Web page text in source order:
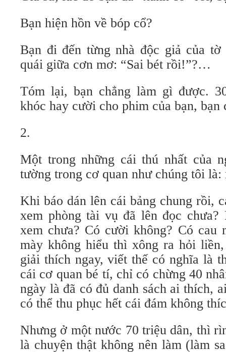
Bạn hiện hồn về bóp cổ?
Bạn đi đến từng nhà độc giả của
quái giữa cơn mơ: “Sai bét rồi!”?…
Tóm lại, bạn chẳng làm gì được.
khóc hay cười cho phim của bạn, bạn
2.
Một trong những cái thú nhất của
tường trong cơ quan như chúng tôi là:
Khi báo dán lên cái bảng chung rồi,
xem phòng tài vụ đã lên đọc chưa?
xem chưa? Có cười không? Có
mày không hiểu thì xông ra hỏi
giải thích ngay, viết thế có nghĩa là
cái cơ quan bé tí, chỉ có chừng 40
ngày là đã có đủ danh sách ai thích,
có thể thu phục hết cái đám không
Nhưng ở một nước 70 triệu dân, thì
là chuyện thật không nên làm (làm